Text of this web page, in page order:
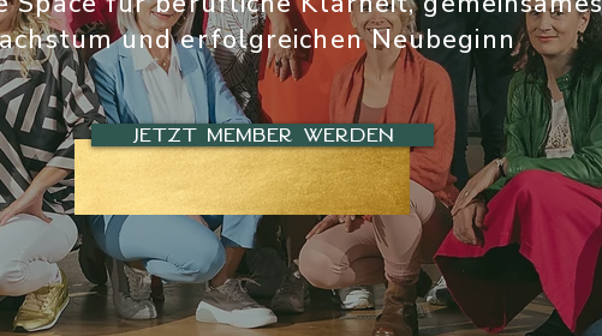
und erfolgreichen Neubeginn
Jetzt Member werden